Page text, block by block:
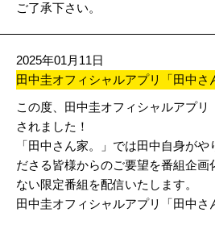
ご了承下さい。
2025年01月11日
田中圭オフィシャルアプリ「田中さ
この度、田中圭オフィシャルアプ
されました！
「田中さん家。」では田中自身がや
ださる皆様からのご要望を番組企画
ない限定番組を配信いたします。
田中圭オフィシャルアプリ「田中さ